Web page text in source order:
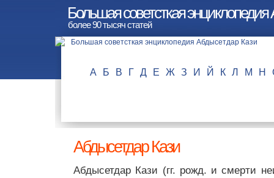
Большая советсткая
более 90 тысяч статей
А Б В Г Д Е Ж З И Й К Л М Н
Абдысетдар Кази
Абдысетдар Кази (гг. рожд. и смерти